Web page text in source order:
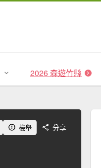
2026 森遊竹縣
檢舉 分享